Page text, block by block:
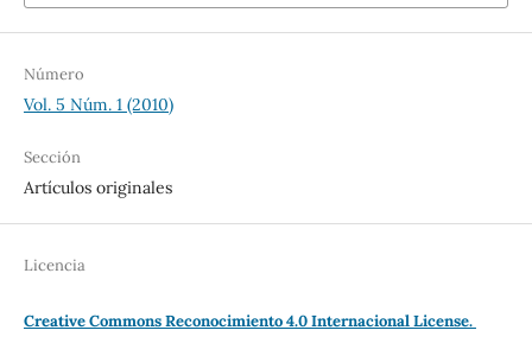
Número
Vol. 5 Núm. 1 (2010)
Sección
Artículos originales
Licencia
Creative Commons Reconocimiento 4.0 Internacional License.